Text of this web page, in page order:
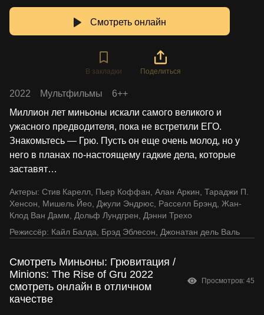
Смотреть онлайн
В закладки Поделиться
2022 Мультфильмы
6++
Миллион лет миньоны искали самого великого и
ужасного предводителя, пока не встретили ЕГО.
Знакомьтесь — Грю. Пусть он еще очень молод, но у
него в планах по-настоящему гадкие дела, которые
заставят…
Актеры: Стив Карелл, Пьер Коффан, Алан Аркин, Тараджи П.
Хенсон, Мишель Йео, Джули Эндрюс, Расселл Брэнд, Жан-
Клод Ван Дамм, Дольф Лундгрен, Дэнни Трехо
Режиссёр: Кайл Балда, Брэд Эблесон, Джонатан дель Валь
Смотреть Миньоны: Грювитация /
Minions: The Rise of Gru 2022
смотреть онлайн в отличном
качестве
Просмотров: 45